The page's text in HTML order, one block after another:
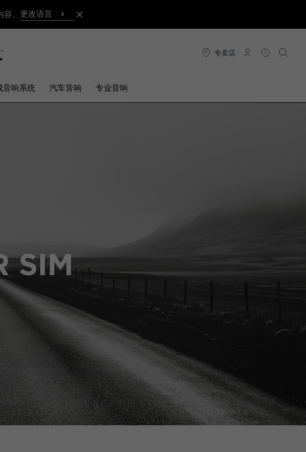
。 更改语言
专卖店
连接 帮助 搜索
音响系统 汽车音响 专业音响
SIM